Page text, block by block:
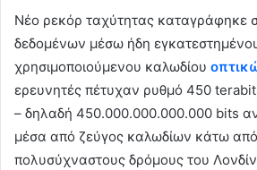
Νέο ρεκόρ ταχύτητας καταγράφηκε
δεδομένων μέσω ήδη
χρησιμοποιούμενου καλωδίου
ερευνητές πέτυχαν ρυθμό 450
– δηλαδή 450.000.000.000.000 bits
μέσα από ζεύγος καλωδίων κάτω
πολυσύχναστους δρόμους του